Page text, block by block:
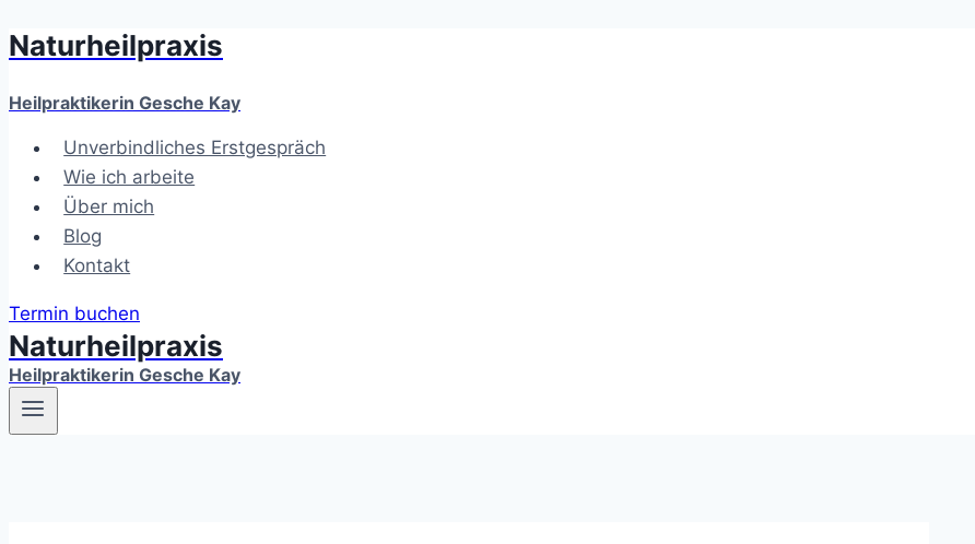
Zum
springen
Naturheilpraxis
Heilpraktikerin Gesche Kay
Unverbindliches Erstgespräch
Wie ich arbeite
Über mich
Blog
Kontakt
Termin buchen
Naturheilpraxis
Heilpraktikerin Gesche Kay